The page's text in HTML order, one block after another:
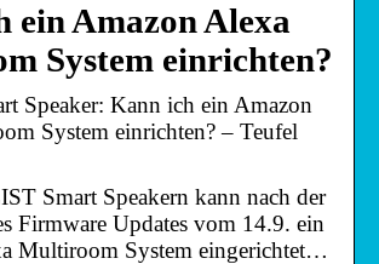
ein Amazon Alexa
System einrichten?
Speaker: Kann ich ein Amazon
System einrichten? – Teufel
Smart Speakern kann nach der
Firmware Updates vom 14.9. ein
Multiroom System eingerichtet…